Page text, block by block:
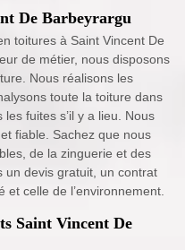
De Barbeyrargu
toitures à Saint Vincent De
de métier, nous disposons
Nous réalisons les
toute la toiture dans
fuites s’il y a lieu. Nous
fiable. Sachez que nous
de la zinguerie et des
un devis gratuit, un contrat
celle de l’environnement.
Saint Vincent De